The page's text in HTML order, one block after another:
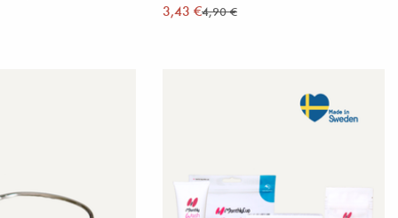
3,43 €4,90 €